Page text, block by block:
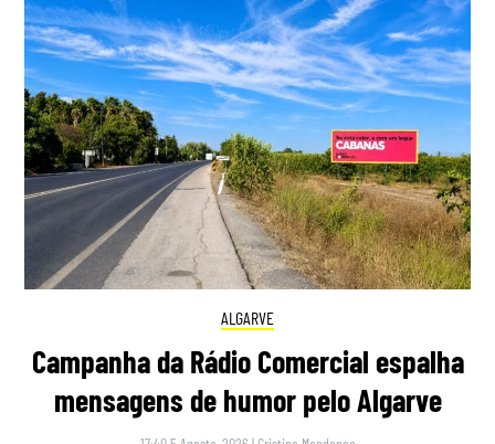
ALGARVE
Campanha da Rádio Comercial espalha
mensagens de humor pelo Algarve